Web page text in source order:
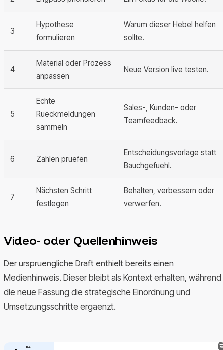
3
Hypothese
formulieren
Warum dieser Hebel helfen
sollte.
4
Material oder Prozess
anpassen
Neue Version live testen.
5
Echte
Rueckmeldungen
sammeln
Sales-, Kunden- oder
Teamfeedback.
6 Zahlen pruefen
Entscheidungsvorlage statt
Bauchgefuehl.
7
Nächsten Schritt
festlegen
Behalten, verbessern oder
verwerfen.
Video- oder Quellenhinweis
Der urspruengliche Draft enthielt bereits einen
Medienhinweis. Dieser bleibt als Kontext erhalten, während
die neue Fassung die strategische Einordnung und
Umsetzungsschritte ergaenzt.